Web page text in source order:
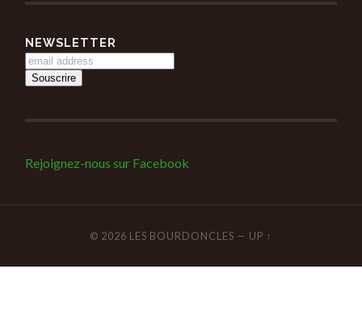
NEWSLETTER
Rejoignez-nous sur Facebook
© 2026 LES BOURDONCLES — UP ↑